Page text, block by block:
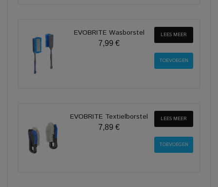
EVOBRITE Wasborstel
7,99 €
LEES MEER
EVOBRITE Textielborstel
7,89 €
LEES MEER